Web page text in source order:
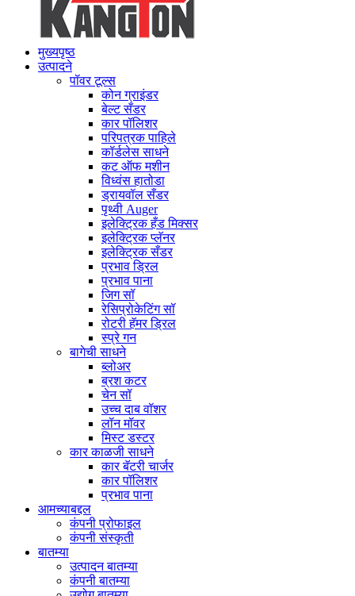
मुख्यपृष्ठ
उत्पादने
पॉवर टूल्स
कोन ग्राइंडर
बेल्ट सँडर
कार पॉलिशर
परिपत्रक पाहिले
कॉर्डलेस साधने
कट ऑफ मशीन
विध्वंस हातोडा
ड्रायवॉल सँडर
पृथ्वी Auger
इलेक्ट्रिक हँड मिक्सर
इलेक्ट्रिक प्लॅनर
इलेक्ट्रिक सँडर
प्रभाव ड्रिल
प्रभाव पाना
जिग सॉ
रेसिप्रोकेटिंग सॉ
रोटरी हॅमर ड्रिल
स्प्रे गन
बागेची साधने
ब्लोअर
ब्रश कटर
चेन सॉ
उच्च दाब वॉशर
लॉन मॉवर
मिस्ट डस्टर
कार काळजी साधने
कार बॅटरी चार्जर
कार पॉलिशर
प्रभाव पाना
आमच्याबद्दल
कंपनी प्रोफाइल
कंपनी संस्कृती
बातम्या
उत्पादन बातम्या
कंपनी बातम्या